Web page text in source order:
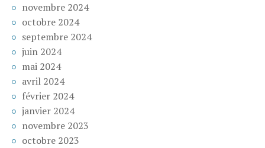
novembre 2024
octobre 2024
septembre 2024
juin 2024
mai 2024
avril 2024
février 2024
janvier 2024
novembre 2023
octobre 2023